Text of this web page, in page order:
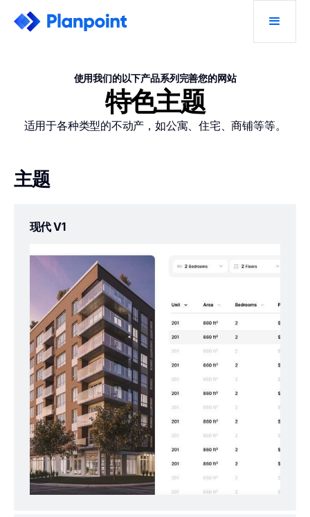
使用我们的以下产品系列完善您的网站
特色主题
适用于各种类型的不动产，如公寓、住宅、商铺等等。
主题
现代 V1